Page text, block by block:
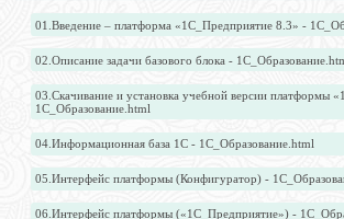
01.Введение – платформа «1С_Предприятие 8.3» -
02.Описание задачи базового блока -
03.Скачивание и установка учебной версии платформы
1С_Образование.html
04.Информационная база 1С - 1С_Образование.html
05.Интерфейс платформы (Конфигуратор) -
06.Интерфейс платформы («1С_Предприятие») -